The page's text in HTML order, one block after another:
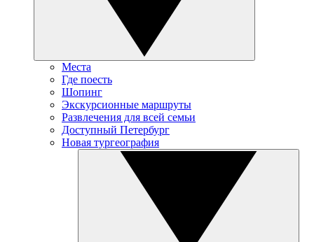
Места
Где поесть
Шопинг
Экскурсионные маршруты
Развлечения для всей семьи
Доступный Петербург
Новая тургеография